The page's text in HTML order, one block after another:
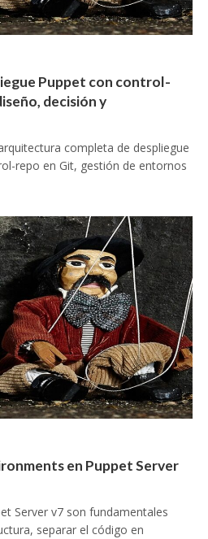
Puppet con control-
decisión y
completa de despliegue
repo en Git, gestión de entornos
en Puppet Server
Server v7 son fundamentales
separar el código en